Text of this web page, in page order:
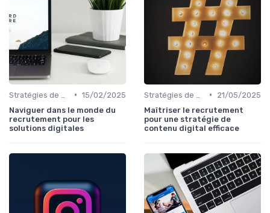
• 15/02/2025
Naviguer dans le monde du
recrutement pour les
solutions digitales
•
21/05/2025
Maîtriser le recrutement
pour une stratégie de
contenu digital efficace